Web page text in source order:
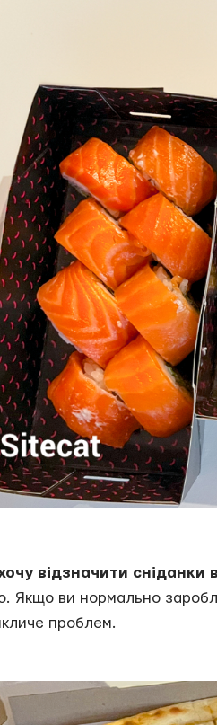
відзначити сніданки
Якщо ви нормально
проблем.